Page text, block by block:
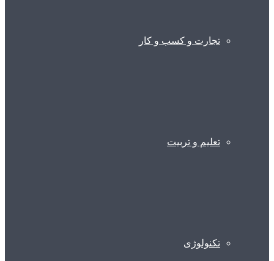
تجارت و کسب و کار
تعلیم و تربیت
تکنولوژی